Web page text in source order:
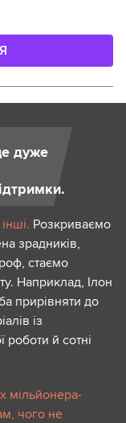
дуже
Розкриваємо
зрадників,
стаємо
Наприклад, Ілон
прирівняти до
із
роботи й сотні
мільйонера-
чого не